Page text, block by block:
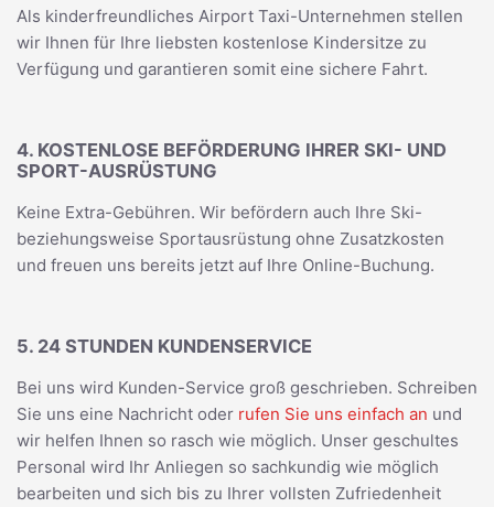
Als kinderfreundliches Airport Taxi-Unternehmen stellen
wir Ihnen für Ihre liebsten kostenlose Kindersitze zu
Verfügung und garantieren somit eine sichere Fahrt.
4. KOSTENLOSE BEFÖRDERUNG IHRER SKI- UND
SPORT-AUSRÜSTUNG
Keine Extra-Gebühren. Wir befördern auch Ihre Ski-
beziehungsweise Sportausrüstung ohne Zusatzkosten
und freuen uns bereits jetzt auf Ihre Online-Buchung.
5. 24 STUNDEN KUNDENSERVICE
Bei uns wird Kunden-Service groß geschrieben. Schreiben
Sie uns eine Nachricht oder rufen Sie uns einfach an und
wir helfen Ihnen so rasch wie möglich. Unser geschultes
Personal wird Ihr Anliegen so sachkundig wie möglich
bearbeiten und sich bis zu Ihrer vollsten Zufriedenheit